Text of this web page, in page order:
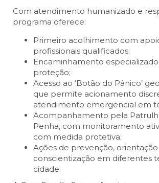
Com atendimento humanizado e
programa oferece:
Primeiro acolhimento com
profissionais qualificados;
Encaminhamento
proteção;
Acesso ao ‘Botão do Pânico’
que permite acionamento
atendimento emergencial em
Acompanhamento pela
Penha, com monitoramento
com medida protetiva;
Ações de prevenção,
conscientização em diferentes
cidade.